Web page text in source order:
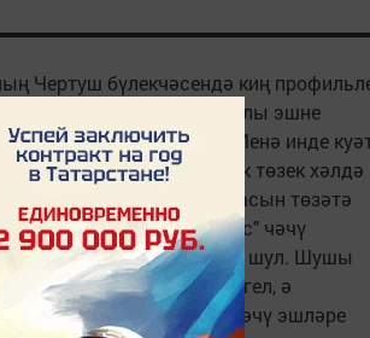
Чертуш бүлекчәсендә киң
Шәрифуллинга иң җаваплы эшне
һәм аңа ышаналар. Менә инде
ул 8 ел эшли, аны һәрчак төзек хәлдә
авыл хуҗалыгы машинасын төзәтә
илдә эшләнгән "Моррис" чәчү
ышанып тапшырмаганнар шул. Шушы
ул үзләрендә генә түгел, ә
бүлекчәләрендә дә чәчү эшләре